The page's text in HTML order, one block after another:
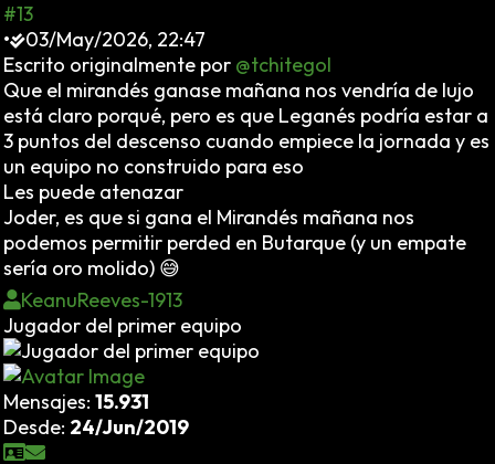
#13
•
03/May/2026, 22:47
Escrito originalmente por @tchitegol
Que el mirandés ganase mañana nos vendría de lujo
está claro porqué, pero es que Leganés podría estar a
3 puntos del descenso cuando empiece la jornada y es
un equipo no construido para eso
Les puede atenazar
Joder, es que si gana el Mirandés mañana nos
podemos permitir perded en Butarque (y un empate
sería oro molido) 😅
KeanuReeves-1913
Jugador del primer equipo
Mensajes: 15.931
Desde: 24/Jun/2019